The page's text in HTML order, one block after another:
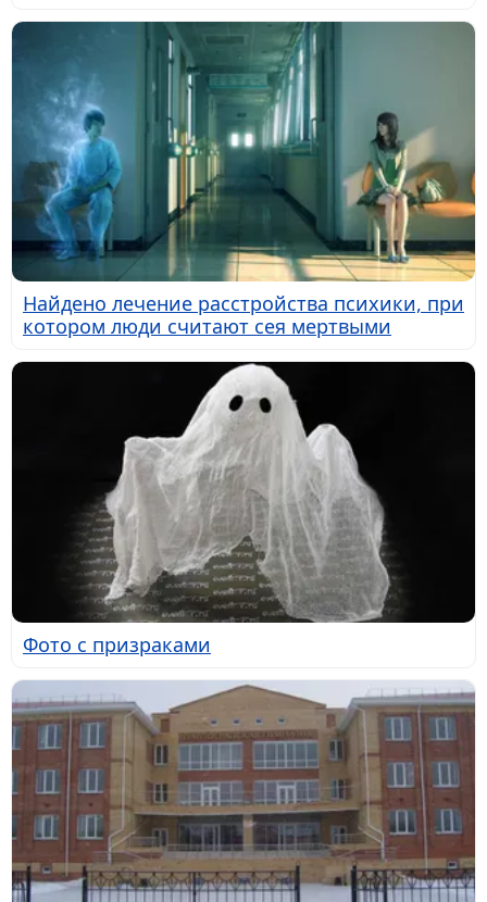
Найдено лечение расстройства психики, при
котором люди считают сея мертвыми
Фото с призраками